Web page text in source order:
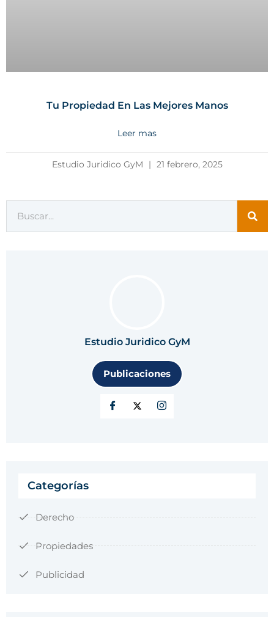
Tu Propiedad En Las Mejores Manos
Leer mas
Estudio Juridico GyM 21 febrero, 2025
Estudio Juridico GyM
Publicaciones
Categorías
Derecho
Propiedades
Publicidad